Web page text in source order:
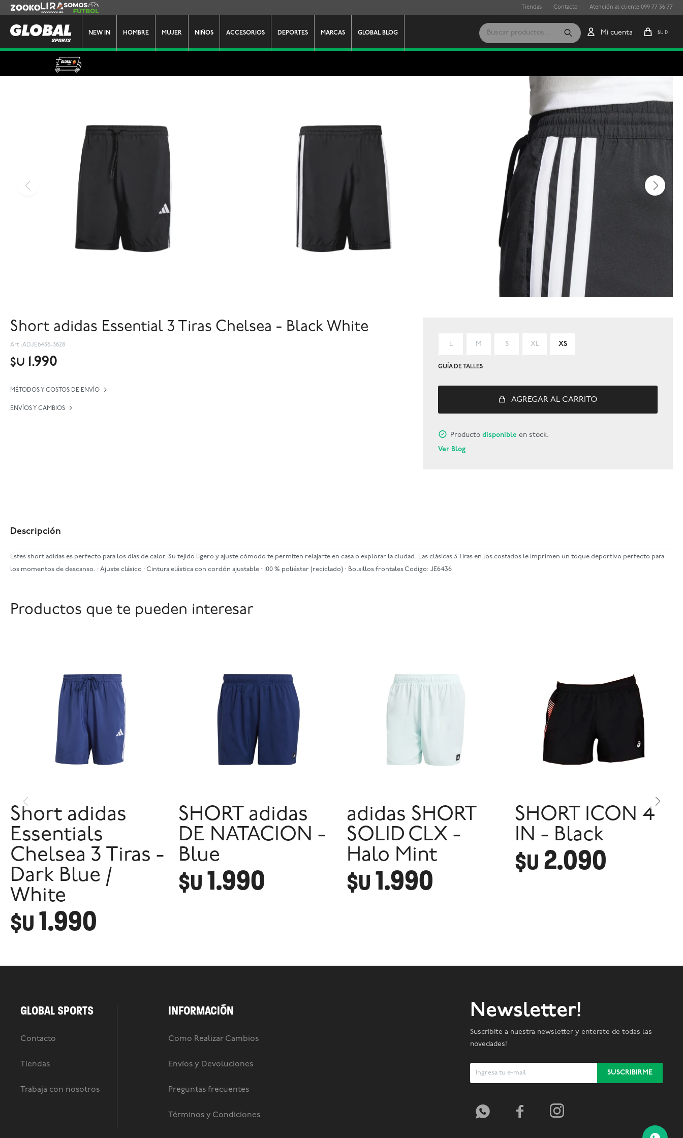
NEW IN HOMBRE MUJER NIÑOS ACCESORIOS DEPORTES MARCAS GLOBAL BLOG $U 0
Zooko Lira Somos Futbol Tiendas Contacto Atención al cliente 099 77 36 77
Short adidas Essential 3 Tiras Chelsea - Black White
ADJE6436-3628
$U 1.990
MÉTODOS Y COSTOS DE ENVÍO
ENVÍOS Y CAMBIOS
L M S XL XS
GUÍA DE TALLES
AGREGAR AL CARRITO
Productodisponible en stock.
Ver Blog
Descripción
Estes short adidas es perfecto para los días de calor. Su tejido ligero y ajuste cómodo te permiten relajarte en casa o explorar la ciudad. Las clásicas 3 Tiras en los costados le imprimen un toque deportivo perfecto para
los momentos de descanso. · Ajuste clásico · Cintura elástica con cordón ajustable · 100 % poliéster (reciclado) · Bolsillos frontales Codigo: JE6436
Productos que te pueden interesar
Short adidas
Essentials
Chelsea 3 Tiras -
Dark Blue /
White
$U 1.990
SHORT adidas
DE NATACION -
Blue
$U 1.990
adidas SHORT
SOLID CLX -
Halo Mint
$U 1.990
SHORT ICON 4
IN - Black
$U 2.090
GLOBAL SPORTS
Contacto
Tiendas
Trabaja con nosotros
INFORMACIÓN
Como Realizar Cambios
Envíos y Devoluciones
Preguntas frecuentes
Términos y Condiciones
Newsletter!
Suscribite a nuestra newsletter y enterate de todas las
novedades!
SUSCRIBIRME
  